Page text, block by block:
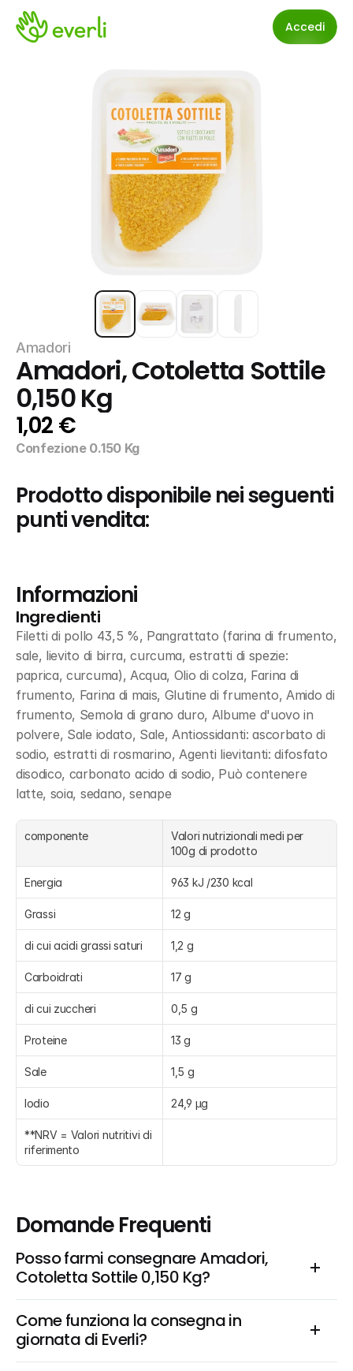
Accedi
Amadori
Amadori, Cotoletta Sottile
0,150 Kg
1,02 €
Confezione 0.150 Kg
Prodotto disponibile nei seguenti
punti vendita:
Informazioni
Ingredienti
Filetti di pollo 43,5 %, Pangrattato (farina di frumento,
sale, lievito di birra, curcuma, estratti di spezie:
paprica, curcuma), Acqua, Olio di colza, Farina di
frumento, Farina di mais, Glutine di frumento, Amido di
frumento, Semola di grano duro, Albume d'uovo in
polvere, Sale iodato, Sale, Antiossidanti: ascorbato di
sodio, estratti di rosmarino, Agenti lievitanti: difosfato
disodico, carbonato acido di sodio, Può contenere
latte, soia, sedano, senape
componente
Valori nutrizionali medi per
100g di prodotto
Energia 963 kJ /230 kcal
Grassi 12 g
di cui acidi grassi saturi 1,2 g
Carboidrati 17 g
di cui zuccheri 0,5 g
Proteine 13 g
Sale 1,5 g
Iodio 24,9 µg
**NRV = Valori nutritivi di
riferimento
Domande Frequenti
Posso farmi consegnare Amadori,
Cotoletta Sottile 0,150 Kg?
Come funziona la consegna in
giornata di Everli?